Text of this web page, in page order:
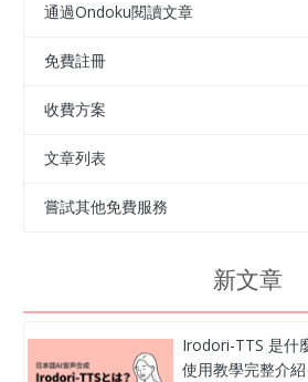
通過Ondoku閱讀文章
免費註冊
收費方案
文章列表
嘗試其他免費服務
新文章
Irodori-TTS 是什
使用教學完整介紹